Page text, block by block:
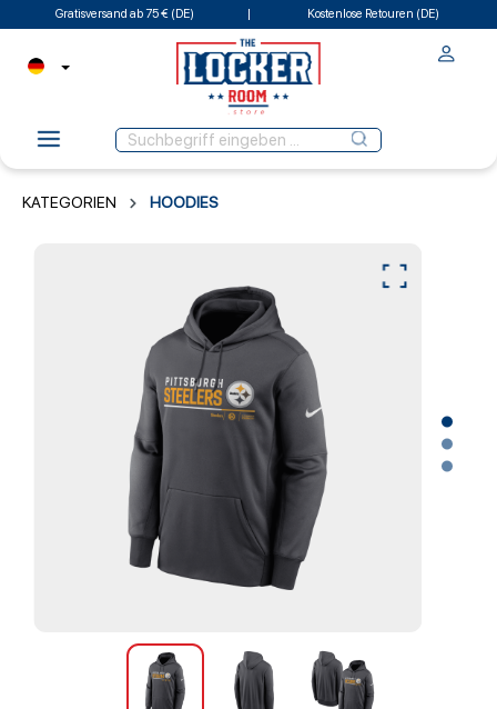
Gratisversand ab 75 € (DE) Kostenlose Retouren (DE)
KATEGORIEN HOODIES